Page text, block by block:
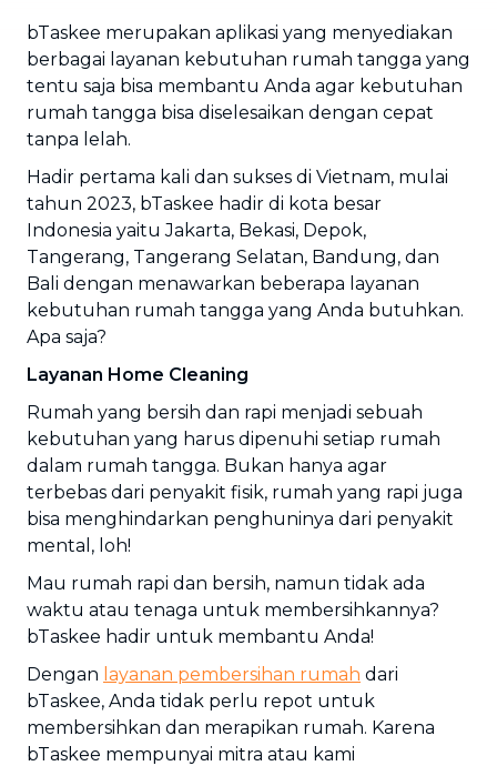
bTaskee merupakan aplikasi yang menyediakan
berbagai layanan kebutuhan rumah tangga yang
tentu saja bisa membantu Anda agar kebutuhan
rumah tangga bisa diselesaikan dengan cepat
tanpa lelah.
Hadir pertama kali dan sukses di Vietnam, mulai
tahun 2023, bTaskee hadir di kota besar
Indonesia yaitu Jakarta, Bekasi, Depok,
Tangerang, Tangerang Selatan, Bandung, dan
Bali dengan menawarkan beberapa layanan
kebutuhan rumah tangga yang Anda butuhkan.
Apa saja?
Layanan Home Cleaning
Rumah yang bersih dan rapi menjadi sebuah
kebutuhan yang harus dipenuhi setiap rumah
dalam rumah tangga. Bukan hanya agar
terbebas dari penyakit fisik, rumah yang rapi juga
bisa menghindarkan penghuninya dari penyakit
mental, loh!
Mau rumah rapi dan bersih, namun tidak ada
waktu atau tenaga untuk membersihkannya?
bTaskee hadir untuk membantu Anda!
Dengan layanan pembersihan rumah dari
bTaskee, Anda tidak perlu repot untuk
membersihkan dan merapikan rumah. Karena
bTaskee mempunyai mitra atau kami